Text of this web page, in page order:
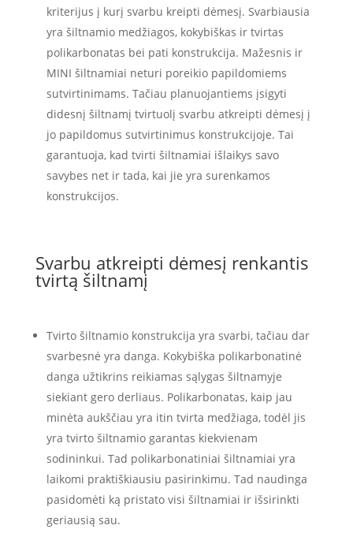
kriterijus į kurį svarbu kreipti dėmesį. Svarbiausia
yra šiltnamio medžiagos, kokybiškas ir tvirtas
polikarbonatas bei pati konstrukcija. Mažesnis ir
MINI šiltnamiai neturi poreikio papildomiems
sutvirtinimams. Tačiau planuojantiems įsigyti
didesnį šiltnamį tvirtuolį svarbu atkreipti dėmesį į
jo papildomus sutvirtinimus konstrukcijoje. Tai
garantuoja, kad tvirti šiltnamiai išlaikys savo
savybes net ir tada, kai jie yra surenkamos
konstrukcijos.
Svarbu atkreipti dėmesį renkantis
tvirtą šiltnamį
Tvirto šiltnamio konstrukcija yra svarbi, tačiau dar
svarbesnė yra danga. Kokybiška polikarbonatinė
danga užtikrins reikiamas sąlygas šiltnamyje
siekiant gero derliaus. Polikarbonatas, kaip jau
minėta aukščiau yra itin tvirta medžiaga, todėl jis
yra tvirto šiltnamio garantas kiekvienam
sodininkui. Tad polikarbonatiniai šiltnamiai yra
laikomi praktiškiausiu pasirinkimu. Tad naudinga
pasidomėti ką pristato visi šiltnamiai ir išsirinkti
geriausią sau.